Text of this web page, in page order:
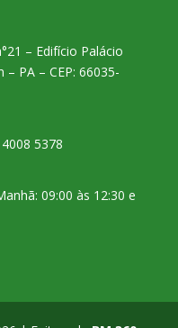
– Edifício Palácio
PA – CEP: 66035-
5378
09:00 às 12:30 e